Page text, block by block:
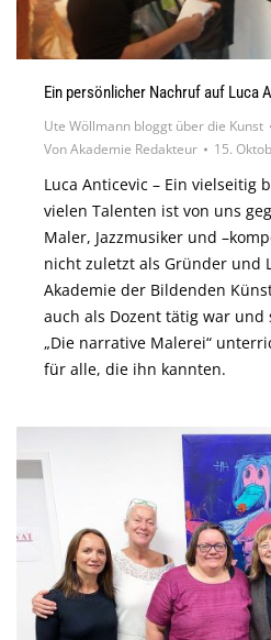
Ein persönlicher Nachruf auf Luca
Ute Wöllmann bloggt über die Kunst
VonAkademie Redakteur 15.
Luca Anticevic – Ein vielseitig
vielen Talenten ist von uns
Maler, Jazzmusiker und
nicht zuletzt als Gründer und
Akademie der Bildenden
auch als Dozent tätig war und
„Die narrative Malerei“
für alle, die ihn kannten.